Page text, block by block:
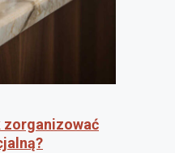
zorganizować